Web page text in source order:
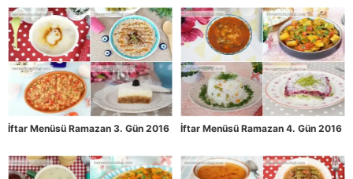
İftar Menüsü Ramazan 3. Gün 2016 İftar Menüsü Ramazan 4. Gün 2016